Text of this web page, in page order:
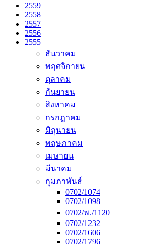
2559
2558
2557
2556
2555
ธันวาคม
พฤศจิกายน
ตุลาคม
กันยายน
สิงหาคม
กรกฎาคม
มิถุนายน
พฤษภาคม
เมษายน
มีนาคม
กุมภาพันธ์
0702/1074
0702/1098
0702/พ./1120
0702/1232
0702/1606
0702/1796